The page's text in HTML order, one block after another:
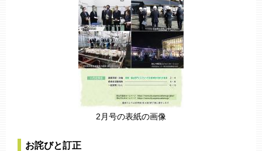
2月号の表紙の画像
お詫びと訂正